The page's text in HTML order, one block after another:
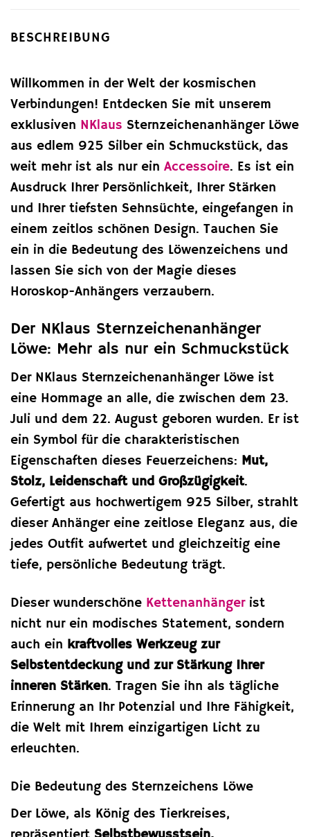
BESCHREIBUNG
Willkommen in der Welt der kosmischen
Verbindungen! Entdecken Sie mit unserem
exklusiven NKlaus Sternzeichenanhänger Löwe
aus edlem 925 Silber ein Schmuckstück, das
weit mehr ist als nur ein Accessoire. Es ist ein
Ausdruck Ihrer Persönlichkeit, Ihrer Stärken
und Ihrer tiefsten Sehnsüchte, eingefangen in
einem zeitlos schönen Design. Tauchen Sie
ein in die Bedeutung des Löwenzeichens und
lassen Sie sich von der Magie dieses
Horoskop-Anhängers verzaubern.
Der NKlaus Sternzeichenanhänger
Löwe: Mehr als nur ein Schmuckstück
Der NKlaus Sternzeichenanhänger Löwe ist
eine Hommage an alle, die zwischen dem 23.
Juli und dem 22. August geboren wurden. Er ist
ein Symbol für die charakteristischen
Eigenschaften dieses Feuerzeichens: Mut,
Stolz, Leidenschaft und Großzügigkeit.
Gefertigt aus hochwertigem 925 Silber, strahlt
dieser Anhänger eine zeitlose Eleganz aus, die
jedes Outfit aufwertet und gleichzeitig eine
tiefe, persönliche Bedeutung trägt.
Dieser wunderschöne Kettenanhängerist
nicht nur ein modisches Statement, sondern
auch ein kraftvolles Werkzeug zur
Selbstentdeckung und zur Stärkung Ihrer
inneren Stärken. Tragen Sie ihn als tägliche
Erinnerung an Ihr Potenzial und Ihre Fähigkeit,
die Welt mit Ihrem einzigartigen Licht zu
erleuchten.
Die Bedeutung des Sternzeichens Löwe
Der Löwe, als König des Tierkreises,